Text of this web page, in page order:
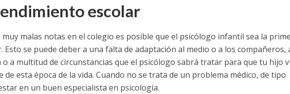
escolar
malas notas en el colegio es posible que el psicólogo infantil sea la
Esto se puede deber a una falta de adaptación al medio o a los compañeros,
a multitud de circunstancias que el psicólogo sabrá tratar para que tu hijo
de esta época de la vida. Cuando no se trata de un problema médico, de tipo
en un buen especialista en psicología.